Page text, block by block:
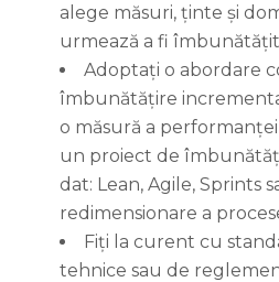
alege măsuri, ținte și
urmează a fi
Adoptați o abordare
îmbunătățire
o măsură a
un proiect de
dat: Lean, Agile, Sprints
redimensionare a
Fiți la curent cu
tehnice sau de